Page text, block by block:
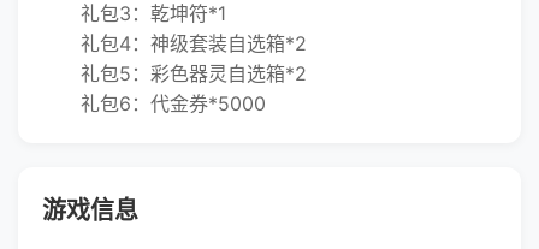
礼包3：乾坤符*1
礼包4：神级套装自选箱*2
礼包5：彩色器灵自选箱*2
礼包6：代金券*5000
游戏信息